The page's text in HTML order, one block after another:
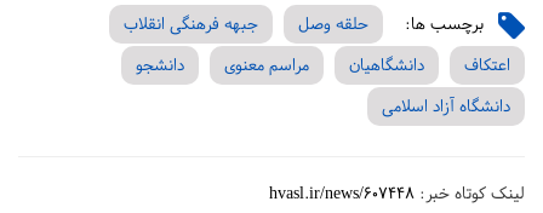
برچسب ها: حلقه وصل
جبهه فرهنگی انقلاب
اعتکاف
دانشگاهیان مراسم معنوی
دانشجو
دانشگاه آزاد اسلامی
لینک کوتاه خبر: hvasl.ir/news/607448